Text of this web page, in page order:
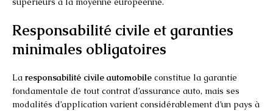
Responsabilité civile et garanties
minimales obligatoires
La responsabilité civile automobile constitue la garantie
fondamentale de tout contrat d’assurance auto, mais ses
modalités d’application varient considérablement d’un pays à